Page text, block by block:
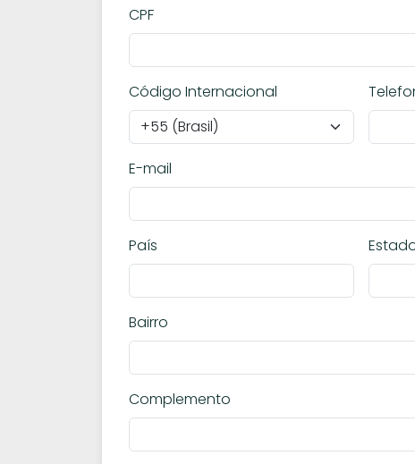
CPF
Código Internacional
E-mail
País
Bairro
Complemento